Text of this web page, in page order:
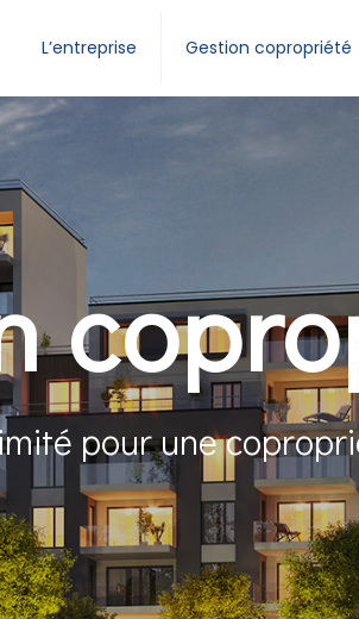
L’entreprise Gestion copropriété
pour une